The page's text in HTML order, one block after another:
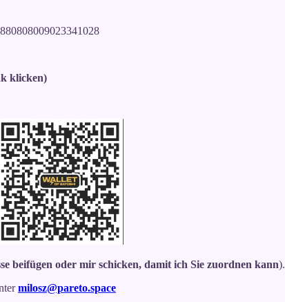
klicken)
beifügen oder mir schicken, damit ich Sie zuordnen kann).
milosz@pareto.space